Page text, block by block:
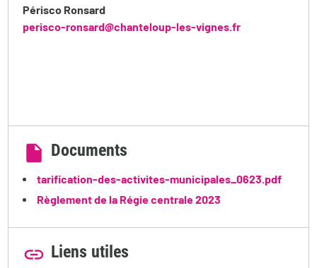
Périsco Ronsard
perisco-ronsard@chanteloup-les-vignes.fr
Documents
tarification-des-activites-municipales_0623.pdf
Règlement de la Régie centrale 2023
Liens utiles